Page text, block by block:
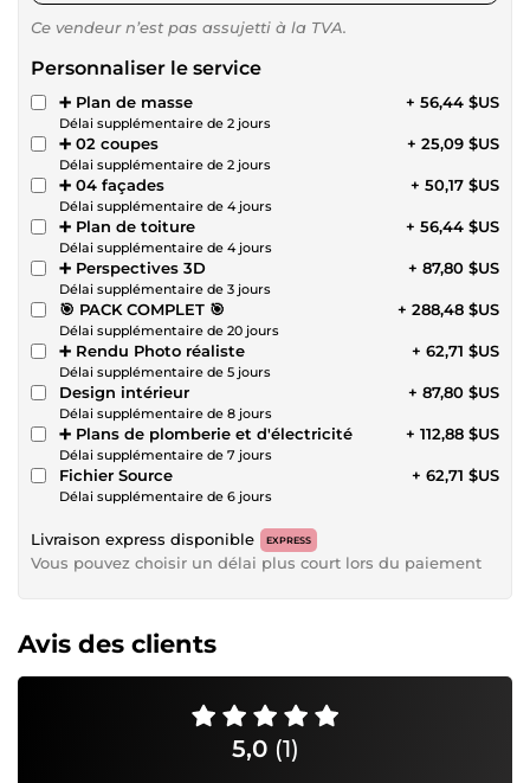
Ce vendeur n’est pas assujetti à la TVA.
Personnaliser le service
➕ Plan de masse
Délai supplémentaire de 2 jours
+ 56,44 $US
➕ 02 coupes
Délai supplémentaire de 2 jours
+ 25,09 $US
➕ 04 façades
Délai supplémentaire de 4 jours
+ 50,17 $US
➕ Plan de toiture
Délai supplémentaire de 4 jours
+ 56,44 $US
➕ Perspectives 3D
Délai supplémentaire de 3 jours
+ 87,80 $US
🎯 PACK COMPLET 🎯
Délai supplémentaire de 20 jours
+ 288,48 $US
➕ Rendu Photo réaliste
Délai supplémentaire de 5 jours
+ 62,71 $US
Design intérieur
Délai supplémentaire de 8 jours
+ 87,80 $US
➕ Plans de plomberie et d'électricité
Délai supplémentaire de 7 jours
+ 112,88 $US
Fichier Source
Délai supplémentaire de 6 jours
+ 62,71 $US
Livraison express disponible EXPRESS
Vous pouvez choisir un délai plus court lors du paiement
Avis des clients
5,0 (1)